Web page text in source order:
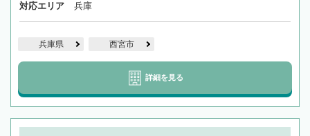
対応エリア 兵庫
兵庫県 西宮市
詳細を見る